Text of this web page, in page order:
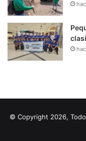
© Copyright 2026,